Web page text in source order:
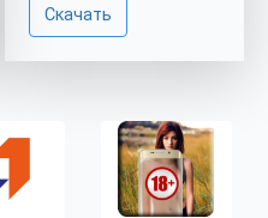
Скачать